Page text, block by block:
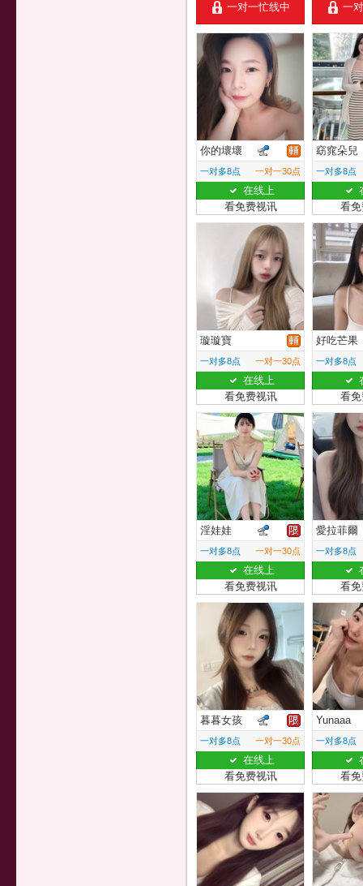
一对一忙线中 一
你的壞壞
一对多8点 一对一30点
在线上
看免费视讯
窈窕朵兒
一对多8点
看
璇璇寶
一对多8点 一对一30点
在线上
看免费视讯
好吃芒果
一对多8点
看
淫娃娃
一对多8点 一对一30点
在线上
看免费视讯
愛拉菲爾
一对多8点
看
暮暮女孩
一对多8点 一对一30点
在线上
看免费视讯
Yunaaa
一对多8点
看